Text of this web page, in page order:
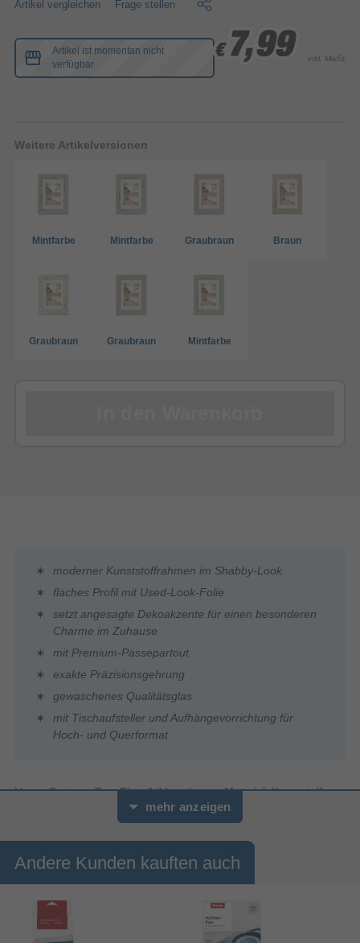
Artikel vergleichen Frage stellen
Artikel ist momentan nicht
verfügbar
€ 7,99
€ 7,99
€ 7,99 inkl. MwSt.
Weitere Artikelversionen
Mintfarbe Mintfarbe Graubraun Braun
Graubraun Graubraun Mintfarbe
moderner Kunststoffrahmen im Shabby-Look
flaches Profil mit Used-Look-Folie
setzt angesagte Dekoakzente für einen besonderen
Charme im Zuhause
mit Premium-Passepartout
exakte Präzisionsgehrung
gewaschenes Qualitätsglas
mit Tischaufsteller und Aufhängevorrichtung für
Hoch- und Querformat
Hama Cottage. Typ: Einzelbilderrahmen, Material: Kunststoff,
Polystyrene, Produktfarbe: Mintfarbe. Breite: 200 mm, Tiefe: 20
mm, Höhe: 250 mm. Menge pro Packung: 1 Stück(e).
Nachhaltigkeitszertifikate: Forest Stewardship Council (FSC)
mehr anzeigen
Andere Kunden kauften auch